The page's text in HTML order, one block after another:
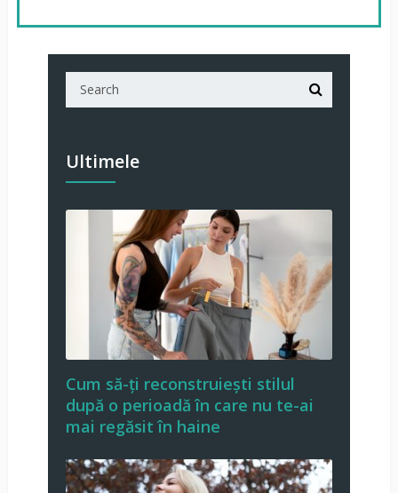
Ultimele
Cum să-ți reconstruiești stilul
după o perioadă în care nu te-ai
mai regăsit în haine